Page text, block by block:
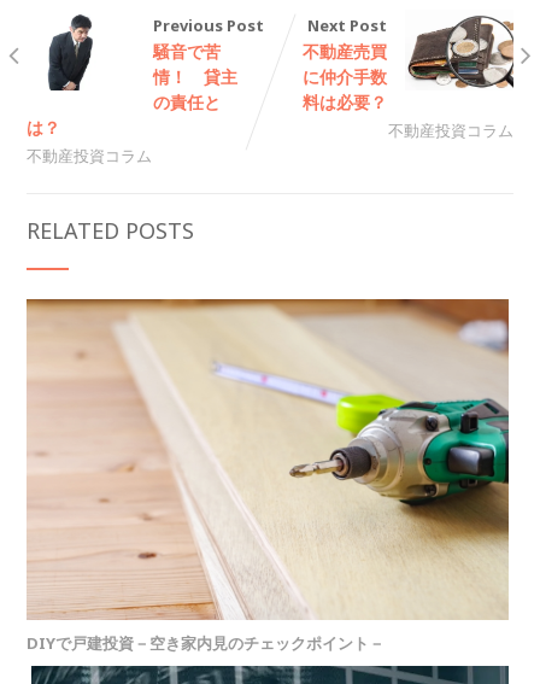
Previous Post
騒音で苦
情！ 貸主
の責任と
は？
不動産投資コラム
Next Post
不動産売買
に仲介手数
料は必要？
不動産投資コラム
RELATED POSTS
DIYで戸建投資－空き家内見のチェックポイント－